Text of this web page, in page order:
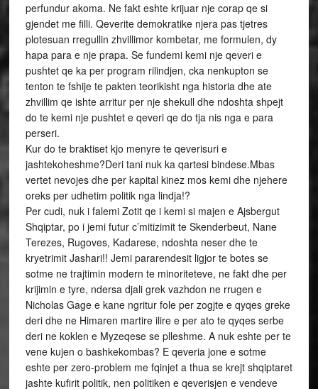
perfundur akoma. Ne fakt eshte krijuar nje corap qe si
gjendet me filli. Qeverite demokratike njera pas tjetres
plotesuan rregullin zhvillimor kombetar, me formulen, dy
hapa para e nje prapa. Se fundemi kemi nje qeveri e
pushtet qe ka per program rilindjen, cka nenkupton se
tenton te fshije te pakten teorikisht nga historia dhe ate
zhvillim qe ishte arritur per nje shekull dhe ndoshta shpejt
do te kemi nje pushtet e qeveri qe do tja nis nga e para
perseri.
Kur do te braktiset kjo menyre te qeverisuri e
jashtekoheshme?Deri tani nuk ka qartesi bindese.Mbas
vertet nevojes dhe per kapital kinez mos kemi dhe njehere
oreks per udhetim politik nga lindja!?
Per cudi, nuk i falemi Zotit qe i kemi si majen e Ajsbergut
Shqiptar, po i jemi futur c’mitizimit te Skenderbeut, Nane
Terezes, Rugoves, Kadarese, ndoshta neser dhe te
kryetrimit Jashari!! Jemi pararendesit ligjor te botes se
sotme ne trajtimin modern te minoriteteve, ne fakt dhe per
krijimin e tyre, ndersa djali grek vazhdon ne rrugen e
Nicholas Gage e kane ngritur fole per zogjte e qyqes greke
deri dhe ne Himaren martire ilire e per ato te qyqes serbe
deri ne koklen e Myzeqese se plleshme. A nuk eshte per te
vene kujen o bashkekombas? E qeveria jone e sotme
eshte per zero-problem me fqinjet a thua se krejt shqiptaret
jashte kufirit politik, nen politiken e qeverisjen e vendeve